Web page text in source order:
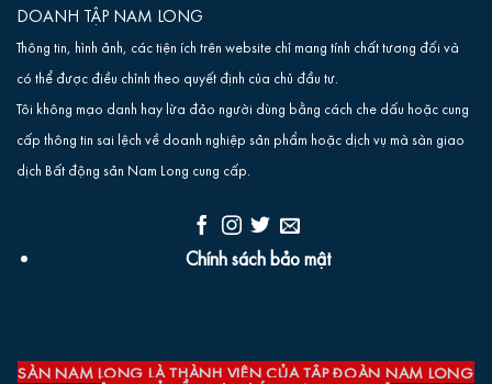
DOANH TẬP NAM LONG
Thông tin, hình ảnh, các tiện ích trên website chỉ mang tính chất tương đối và
có thể được điều chỉnh theo quyết định của chủ đầu tư.
Tôi không mạo danh hay lừa đảo người dùng bằng cách che dấu hoặc cung
cấp thông tin sai lệch về doanh nghiệp sản phẩm hoặc dịch vụ mà sàn giao
dịch Bất động sản Nam Long cung cấp.
Chính sách bảo mật
SÀN NAM LONG LÀ THÀNH VIÊN CỦA TẬP ĐOÀN NAM LONG